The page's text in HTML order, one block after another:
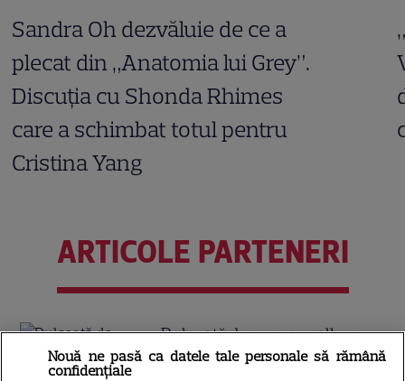
Sandra Oh dezvăluie de ce a
plecat din „Anatomia lui Grey”.
Discuția cu Shonda Rhimes
care a schimbat totul pentru
Cristina Yang
ARTICOLE PARTENERI
Dulceață de pepene galben –
rețete aromate
Nouă ne pasă ca datele tale personale să rămână
confidențiale